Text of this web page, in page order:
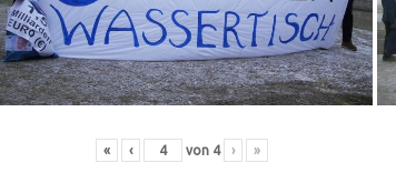
« ‹ von 4 › »